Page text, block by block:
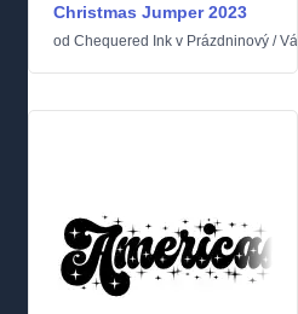
Christmas Jumper 2023
od Chequered Ink v Prázdninový /